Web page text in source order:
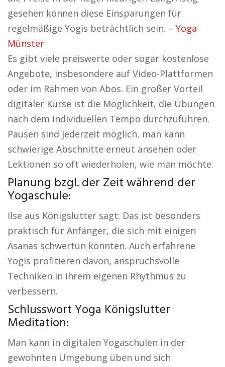
gesehen können diese Einsparungen für
regelmäßige Yogis beträchtlich sein. – Yoga
Münster
Es gibt viele preiswerte oder sogar kostenlose
Angebote, insbesondere auf Video-Plattformen
oder im Rahmen von Abos. Ein großer Vorteil
digitaler Kurse ist die Möglichkeit, die Übungen
nach dem individuellen Tempo durchzuführen.
Pausen sind jederzeit möglich, man kann
schwierige Abschnitte erneut ansehen oder
Lektionen so oft wiederholen, wie man möchte.
Planung bzgl. der Zeit während der
Yogaschule:
Ilse aus Königslutter sagt: Das ist besonders
praktisch für Anfänger, die sich mit einigen
Asanas schwertun könnten. Auch erfahrene
Yogis profitieren davon, anspruchsvolle
Techniken in ihrem eigenen Rhythmus zu
verbessern.
Schlusswort Yoga Königslutter
Meditation:
Man kann in digitalen Yogaschulen in der
gewohnten Umgebung üben und sich